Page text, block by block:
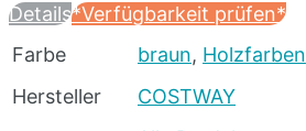
Details*Verfügbarkeit prüfen*
Farbe
braun, Holzfarben
Hersteller
COSTWAY